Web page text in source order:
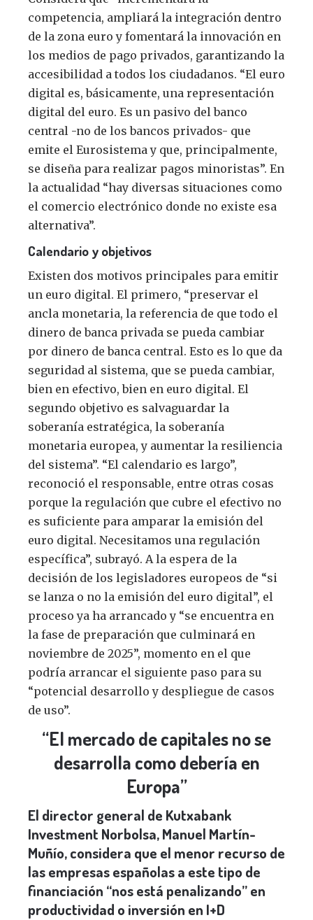
competencia, ampliará la integración dentro
de la zona euro y fomentará la innovación en
los medios de pago privados, garantizando la
accesibilidad a todos los ciudadanos. “El euro
digital es, básicamente, una representación
digital del euro. Es un pasivo del banco
central -no de los bancos privados- que
emite el Eurosistema y que, principalmente,
se diseña para realizar pagos minoristas”. En
la actualidad “hay diversas situaciones como
el comercio electrónico donde no existe esa
alternativa”.
Calendario y objetivos
Existen dos motivos principales para emitir
un euro digital. El primero, “preservar el
ancla monetaria, la referencia de que todo el
dinero de banca privada se pueda cambiar
por dinero de banca central. Esto es lo que da
seguridad al sistema, que se pueda cambiar,
bien en efectivo, bien en euro digital. El
segundo objetivo es salvaguardar la
soberanía estratégica, la soberanía
monetaria europea, y aumentar la resiliencia
del sistema”. “El calendario es largo”,
reconoció el responsable, entre otras cosas
porque la regulación que cubre el efectivo no
es suficiente para amparar la emisión del
euro digital. Necesitamos una regulación
específica”, subrayó. A la espera de la
decisión de los legisladores europeos de “si
se lanza o no la emisión del euro digital”, el
proceso ya ha arrancado y “se encuentra en
la fase de preparación que culminará en
noviembre de 2025”, momento en el que
podría arrancar el siguiente paso para su
“potencial desarrollo y despliegue de casos
de uso”.
“El mercado de capitales no se
desarrolla como debería en
Europa”
El director general de Kutxabank
Investment Norbolsa, Manuel Martín-
Muñío, considera que el menor recurso de
las empresas españolas a este tipo de
financiación “nos está penalizando” en
productividad o inversión en I+D